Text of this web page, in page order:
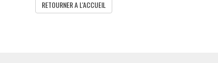
RETOURNER A L'ACCUEIL